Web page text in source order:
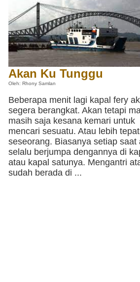
Akan Ku Tunggu
Oleh: Rhony Samlan
Beberapa menit lagi kapal fery
segera berangkat. Akan tetapi
masih saja kesana kemari untuk
mencari sesuatu. Atau lebih
seseorang. Biasanya setiap saat
selalu berjumpa dengannya di
atau kapal satunya. Mengantri
sudah berada di ...